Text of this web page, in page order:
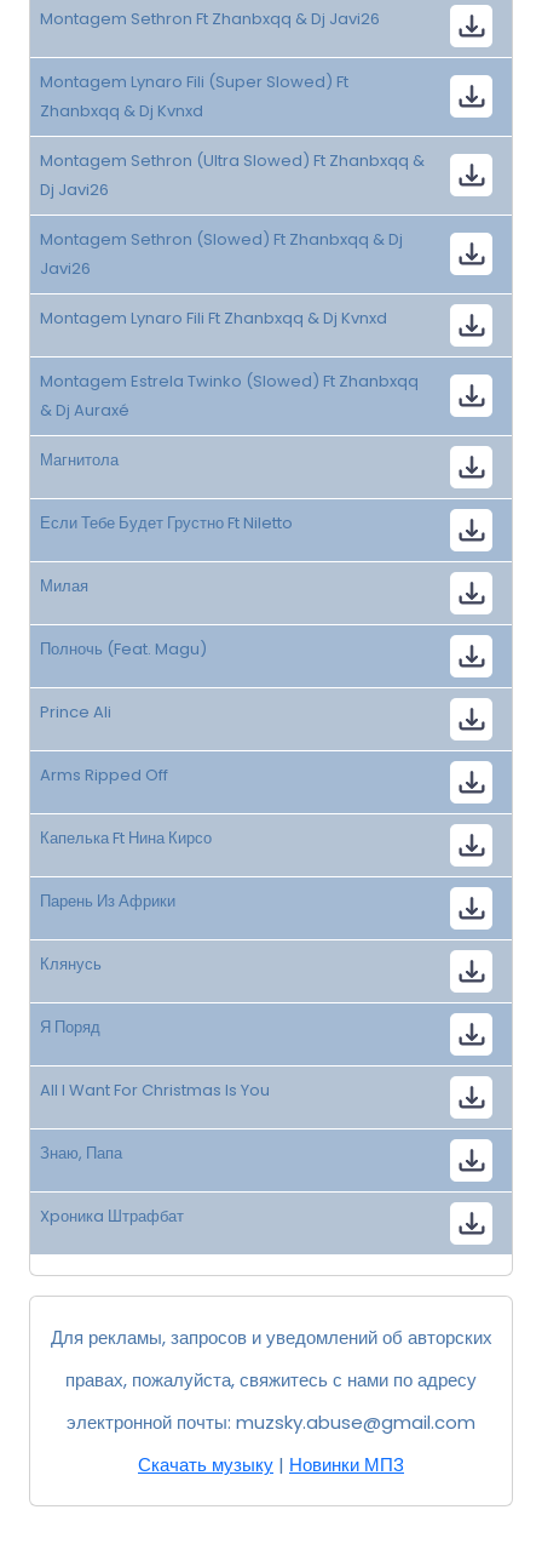
Montagem Sethron Ft Zhanbxqq & Dj Javi26
Montagem Lynaro Fili (Super Slowed) Ft
Zhanbxqq & Dj Kvnxd
Montagem Sethron (Ultra Slowed) Ft Zhanbxqq &
Dj Javi26
Montagem Sethron (Slowed) Ft Zhanbxqq & Dj
Javi26
Montagem Lynaro Fili Ft Zhanbxqq & Dj Kvnxd
Montagem Estrela Twinko (Slowed) Ft Zhanbxqq
& Dj Auraxé
Магнитола
Если Тебе Будет Грустно Ft Niletto
Милая
Полночь (Feat. Magu)
Prince Ali
Arms Ripped Off
Капелька Ft Нина Кирсо
Парень Из Африки
Клянусь
Я Поряд
All I Want For Christmas Is You
Знаю, Папа
Xpоникa Штрафбат
Для рекламы, запросов и уведомлений об авторских
правах, пожалуйста, свяжитесь с нами по адресу
электронной почты: muzsky.abuse@gmail.com
Скачать музыку | Новинки МП3